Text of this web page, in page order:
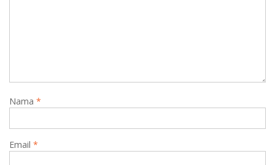
Nama *
Email *